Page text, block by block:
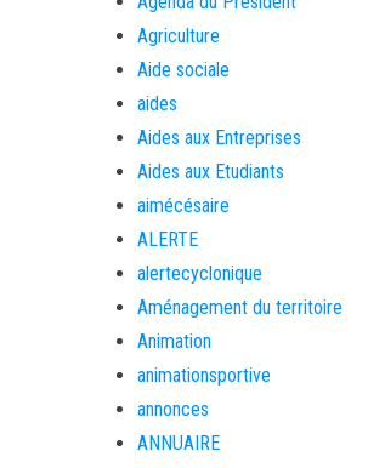
Agriculture
Aide sociale
aides
Aides aux Entreprises
Aides aux Etudiants
aimécésaire
ALERTE
alertecyclonique
Aménagement du territoire
Animation
animationsportive
annonces
ANNUAIRE